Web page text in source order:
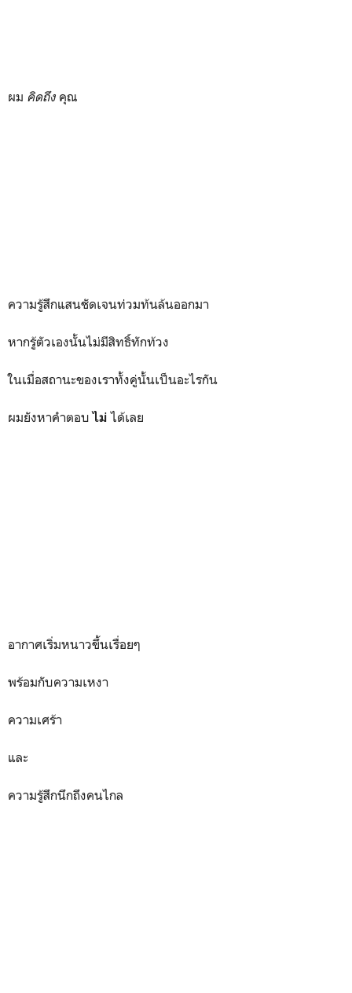
ผม คิดถึง คุณ
ความรู้สึกแสนชัดเจนท่วมท้นล้นออกมา
หากรู้ตัวเองนั้นไม่มีสิทธิ์ทักท้วง
ในเมื่อสถานะของเราทั้งคู่นั้นเป็นอะไรกัน
ผมยังหาคำตอบ ไม่ ได้เลย
อากาศเริ่มหนาวขึ้นเรื่อยๆ
พร้อมกับความเหงา
ความเศร้า
และ
ความรู้สึกนึกถึงคนไกล